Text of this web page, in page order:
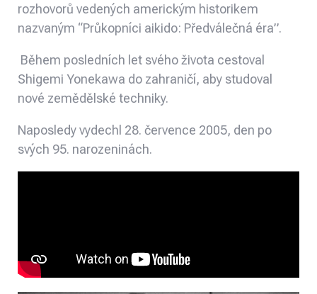
rozhovorů vedených americkým historikem
nazvaným “Průkopníci aikido: Předválečná éra”.
Během posledních let svého života cestoval
Shigemi Yonekawa do zahraničí, aby studoval
nové zemědělské techniky.
Naposledy vydechl 28. července 2005, den po
svých 95. narozeninách.